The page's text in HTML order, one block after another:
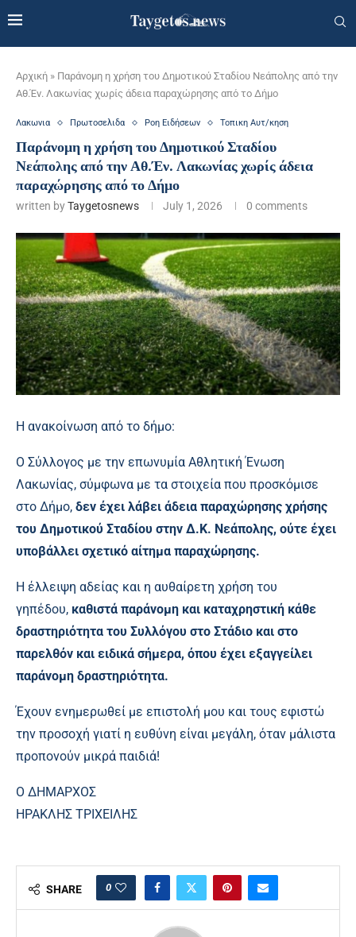
Αρχική » Παράνομη η χρήση του Δημοτικού Σταδίου Νεάπολης από την
Αθ.Έν. Λακωνίας χωρίς άδεια παραχώρησης από το Δήμο
Λακωνια Πρωτοσελιδα Ροη Ειδήσεων Τοπικη Αυτ/κηση
Παράνομη η χρήση του Δημοτικού Σταδίου
Νεάπολης από την Αθ.Έν. Λακωνίας χωρίς άδεια
παραχώρησης από το Δήμο
written byTaygetosnews July 1, 2026 0 comments
Η ανακοίνωση από το δήμο:
Ο Σύλλογος με την επωνυμία Αθλητική Ένωση
Λακωνίας, σύμφωνα με τα στοιχεία που προσκόμισε
στο Δήμο, δεν έχει λάβει άδεια παραχώρησης χρήσης
του Δημοτικού Σταδίου στην Δ.Κ. Νεάπολης, ούτε έχει
υποβάλλει σχετικό αίτημα παραχώρησης.
Η έλλειψη αδείας και η αυθαίρετη χρήση του
γηπέδου, καθιστά παράνομη και καταχρηστική κάθε
δραστηριότητα του Συλλόγου στο Στάδιο και στο
παρελθόν και ειδικά σήμερα, όπου έχει εξαγγείλει
παράνομη δραστηριότητα.
Έχουν ενημερωθεί με επιστολή μου και τους εφιστώ
την προσοχή γιατί η ευθύνη είναι μεγάλη, όταν μάλιστα
προπονούν μικρά παιδιά!
Ο ΔΗΜΑΡΧΟΣ
ΗΡΑΚΛΗΣ ΤΡΙΧΕΙΛΗΣ
SHARE 0